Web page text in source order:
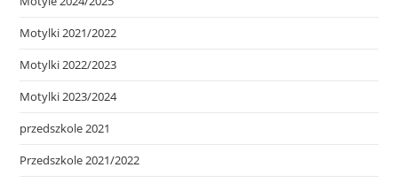
Motylki 2021/2022
Motylki 2022/2023
Motylki 2023/2024
przedszkole 2021
Przedszkole 2021/2022